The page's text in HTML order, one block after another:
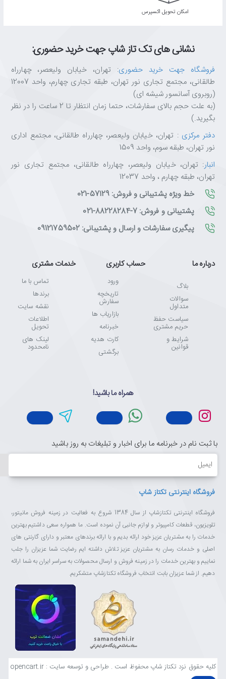
تکتازشاپ فقط یک فروشگاه نیست—یه مقصد مطمئن برای عاشقان
تکنولوژی و انتخاب‌های هوشمندانه‌ست.
با ضمانت اصالت کالا، مشاوره تخصصی، ارسال سریع و پشتیبانی واقعی،
خیالت از خرید راحت باشه.
ما اینجاییم تا تجربه‌ای متفاوت، حرفه‌ای و قابل اعتماد از خرید آنلاین رو
برات رقم بزنیم.
تکتازشاپ یعنی خرید با خیال راحت، انتخاب با اطمینان.
اﻣﮑﺎن ﺗﺤﻮﯾﻞ اﮐﺴﭙﺮس
نشانی های تک تاز شاپ جهت خرید حضوری:
فروشگاه جهت خرید حضوری: تهران، خیابان ولیعصر، چهارراه
طالقانی، مجتمع تجاری نور تهران، طبقه تجاری چهارم، واحد 12007
(روبروی آسانسور شیشه ای)
(به علت حجم بالای سفارشات، حتما زمان انتظار تا 2 ساعت را در نظر
بگیرید.)
دفتر مرکزی : تهران، خیابان ولیعصر، چهارراه طالقانی، مجتمع اداری
نور تهران، طبقه سوم، واحد 1509
انبار: تهران، خیابان ولیعصر، چهارراه طالقانی، مجتمع تجاری نور
تهران، طبقه چهارم ، واحد 12037
خط ویژه پشتیبانی و فروش: 57129-021
پشتیبانی و فروش: 7-88228284-021
پیگیری سفارشات و ارسال و پشتیبانی: 09121759502
درباره ما
بلاگ
سوالات
متداول
سیاست حفظ
حریم مشتری
شرایط و
قوانین
حساب کاربری
ورود
تاریخچه
سفارش
بازاریاب ها
خبرنامه
کارت هدیه
برگشتی
خدمات مشتری
تماس با ما
برندها
نقشه سایت
اطلاعات
تحویل
لینک های
نامحدود
همراه ما باشید!
با ثبت نام در خبرنامه ما برای اخبار و تبلیغات به روز باشید
ایمیل
فروشگاه اینترنتی تکتاز شاپ
فروشگاه اینترنتی تکتازشاپ از سال 1384 شروع به فعالیت در زمینه فروش مانیتور،
تلویزیون، قطعات کامپیوتر و لوازم جانبی آن نموده است. ما همواره سعی داشتیم بهترین
خدمات را به مشتریان عزیز خود ارائه بدیم و با ارائه برندهای معتبر و دارای گارنتی های
اصلی و خدمات رسان به مشتریان عزیز تلاش داشته ایم رضایت شما عزیزان را جلب
نماییم و بهترین خدمات را در زمینه فروش و ارسال محصولات به سراسر ایران به شما ارائه
دهیم. از شما عزیزان بابت انتخاب فروشگاه تکتازشاپ متشکریم.
کلیه حقوق نزد تکتاز شاپ محفوظ است . طراحی و توسعه سایت : opencart.ir